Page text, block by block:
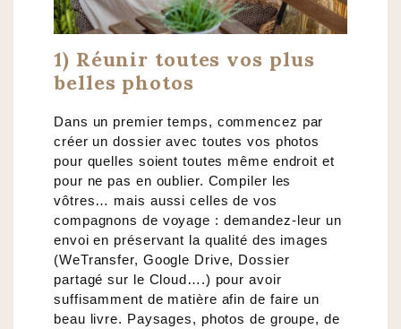
1) Réunir toutes vos plus
belles photos
Dans un premier temps, commencez par
créer un dossier avec toutes vos photos
pour quelles soient toutes même endroit et
pour ne pas en oublier. Compiler les
vôtres… mais aussi celles de vos
compagnons de voyage : demandez-leur un
envoi en préservant la qualité des images
(WeTransfer, Google Drive, Dossier
partagé sur le Cloud….) pour avoir
suffisamment de matière afin de faire un
beau livre. Paysages, photos de groupe, de